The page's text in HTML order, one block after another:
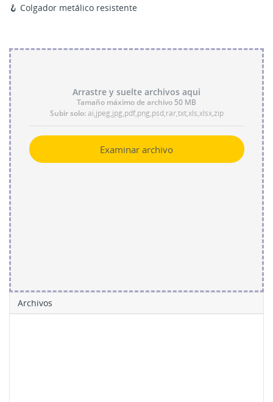
🪝 Colgador metálico resistente
Arrastre y suelte archivos aqui
Tamaño máximo de archivo 50 MB
Subir solo:ai,jpeg,jpg,pdf,png,psd,rar,txt,xls,xlsx,zip
Examinar archivo
Archivos